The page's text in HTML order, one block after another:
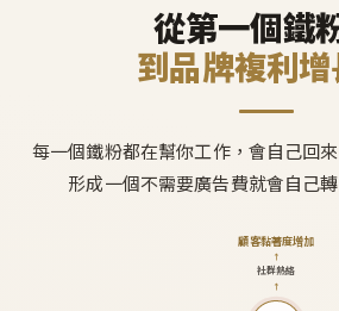
從第一個鐵
到品牌複利增
每一個鐵粉都在幫你工作，會自己回
形成一個不需要廣告費就會自己
↑
社群熱絡
↑
顧客黏著度增加